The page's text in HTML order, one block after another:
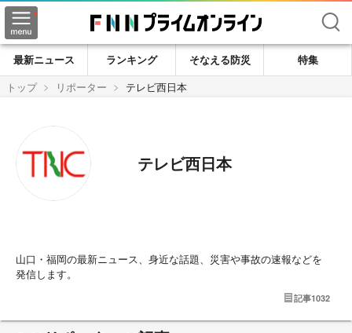
検索
最新ニュース ランキング そなえる防災
特集
トップ
リポーター テレビ西日本
テレビ西日本
山口・福岡の最新ニュース、身近な話題、災害や事故の速報などを
発信します。
記事1032